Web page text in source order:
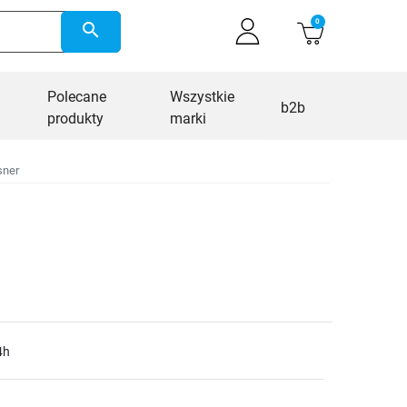
search 0
Polecane
produkty
Wszystkie
marki
b2b